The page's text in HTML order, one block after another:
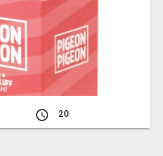
access_time 20